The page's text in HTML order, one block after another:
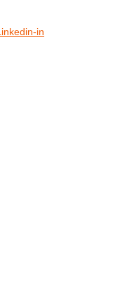
Linkedin-in